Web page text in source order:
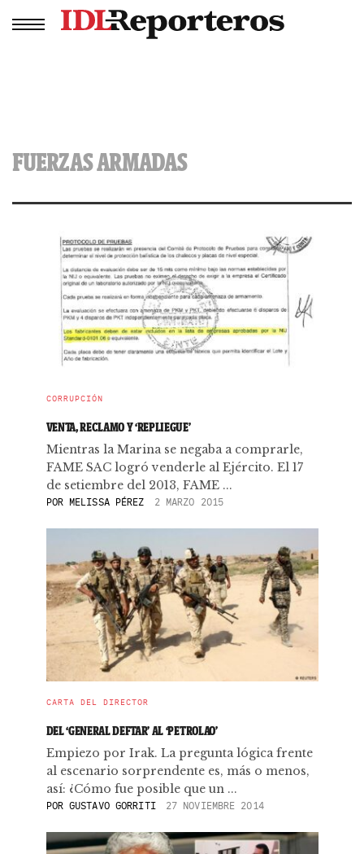
FUERZAS ARMADAS
CORRUPCIÓN
VENTA, RECLAMO Y ‘REPLIEGUE’
Mientras la Marina se negaba a comprarle,
FAME SAC logró venderle al Ejército. El 17
de setiembre del 2013, FAME ...
PORMELISSA PÉREZ 2 MARZO 2015
CARTA DEL DIRECTOR
DEL ‘GENERAL DEFTAR’ AL ‘PETROLAO’
Empiezo por Irak. La pregunta lógica frente
al escenario sorprendente es, más o menos,
así: ¿Cómo fue posible que un ...
POR GUSTAVO GORRITI 27 NOVIEMBRE 2014